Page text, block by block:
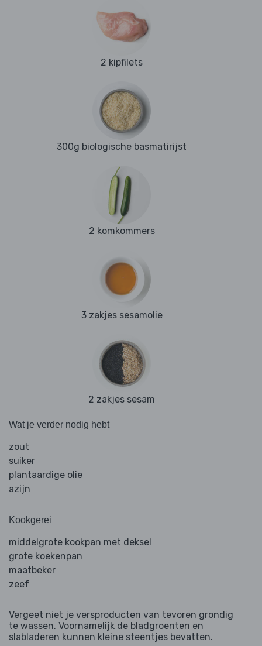
2 kipfilets
300g biologische basmatirijst
2 komkommers
3 zakjes sesamolie
2 zakjes sesam
Wat je verder nodig hebt
zout
suiker
plantaardige olie
azijn
Kookgerei
middelgrote kookpan met deksel
grote koekenpan
maatbeker
zeef
Vergeet niet je versproducten van tevoren grondig
te wassen. Voornamelijk de bladgroenten en
slabladeren kunnen kleine steentjes bevatten.